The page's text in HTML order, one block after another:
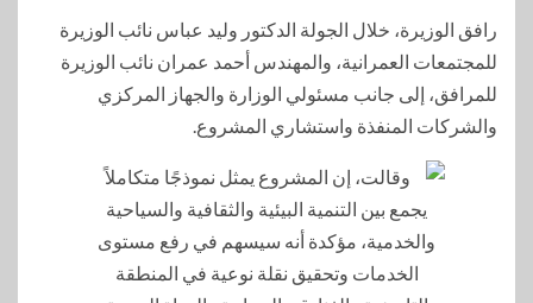
رافق الوزيرة، خلال الجولة الدكتور وليد عباس نائب الوزيرة
للمجتمعات العمرانية، والمهندس أحمد عمران نائب الوزيرة
للمرافق، إلى جانب مسئولي الوزارة والجهاز المركزي
والشركات المنفذة واستشاري المشروع.